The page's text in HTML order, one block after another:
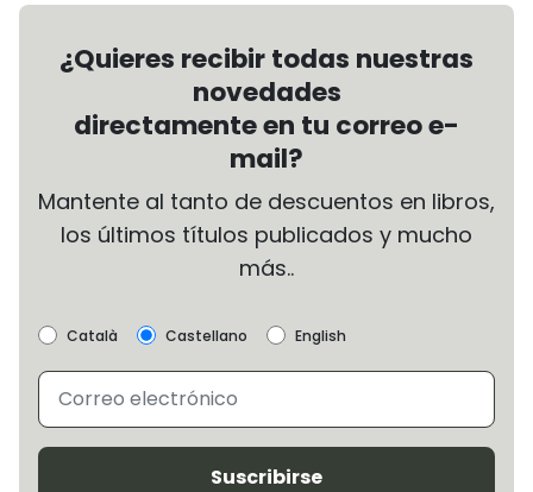
¿Quieres recibir todas nuestras
novedades
directamente en tu correo e-
mail?
Mantente al tanto de descuentos en libros,
los últimos títulos publicados y mucho
más..
Català Castellano English
Suscribirse